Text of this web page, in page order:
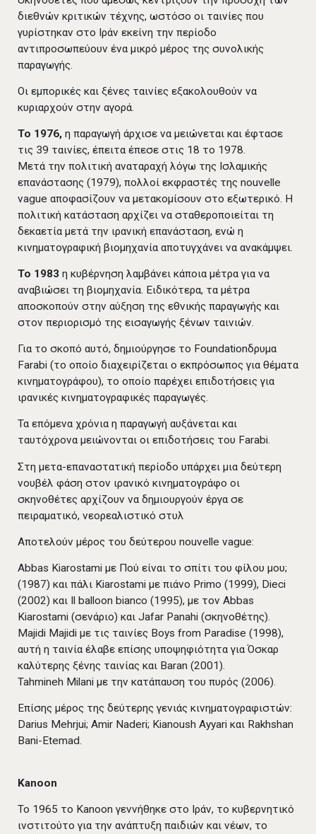
διεθνών κριτικών τέχνης, ωστόσο οι ταινίες που
γυρίστηκαν στο Ιράν εκείνη την περίοδο
αντιπροσωπεύουν ένα μικρό μέρος της συνολικής
παραγωγής.
Οι εμπορικές και ξένες ταινίες εξακολουθούν να
κυριαρχούν στην αγορά.
Το 1976, η παραγωγή άρχισε να μειώνεται και έφτασε
τις 39 ταινίες, έπειτα έπεσε στις 18 το 1978.
Μετά την πολιτική αναταραχή λόγω της Ισλαμικής
επανάστασης (1979), πολλοί εκφραστές της nouvelle
vague αποφασίζουν να μετακομίσουν στο εξωτερικό. Η
πολιτική κατάσταση αρχίζει να σταθεροποιείται τη
δεκαετία μετά την ιρανική επανάσταση, ενώ η
κινηματογραφική βιομηχανία αποτυγχάνει να ανακάμψει.
Το 1983 η κυβέρνηση λαμβάνει κάποια μέτρα για να
αναβιώσει τη βιομηχανία. Ειδικότερα, τα μέτρα
αποσκοπούν στην αύξηση της εθνικής παραγωγής και
στον περιορισμό της εισαγωγής ξένων ταινιών.
Για το σκοπό αυτό, δημιούργησε το Foundationδρυμα
Farabi (το οποίο διαχειρίζεται ο εκπρόσωπος για θέματα
κινηματογράφου), το οποίο παρέχει επιδοτήσεις για
ιρανικές κινηματογραφικές παραγωγές.
Τα επόμενα χρόνια η παραγωγή αυξάνεται και
ταυτόχρονα μειώνονται οι επιδοτήσεις του Farabi.
Στη μετα-επαναστατική περίοδο υπάρχει μια δεύτερη
νουβέλ φάση στον ιρανικό κινηματογράφο οι
σκηνοθέτες αρχίζουν να δημιουργούν έργα σε
πειραματικό, νεορεαλιστικό στυλ
Αποτελούν μέρος του δεύτερου nouvelle vague:
Abbas Kiarostami με Πού είναι το σπίτι του φίλου μου;
(1987) και πάλι Kiarostami με πιάνο Primo (1999), Dieci
(2002) και Il balloon bianco (1995), με τον Abbas
Kiarostami (σενάριο) και Jafar Panahi (σκηνοθέτης).
Majidi Majidi με τις ταινίες Boys from Paradise (1998),
αυτή η ταινία έλαβε επίσης υποψηφιότητα για Όσκαρ
καλύτερης ξένης ταινίας και Baran (2001).
Tahmineh Milani με την κατάπαυση του πυρός (2006).
Επίσης μέρος της δεύτερης γενιάς κινηματογραφιστών:
Darius Mehrjui; Amir Naderi; Kianoush Ayyari και Rakhshan
Bani-Etemad.
Kanoon
Το 1965 το Kanoon γεννήθηκε στο Ιράν, το κυβερνητικό
ινστιτούτο για την ανάπτυξη παιδιών και νέων, το